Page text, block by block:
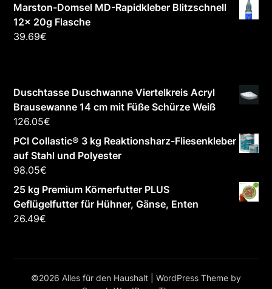
Marston-Domsel MD-Rapidkleber Blitzschnell
12x 20g Flasche
39.69€
Duschtasse Duschwanne Viertelkreis Acryl
Brausewanne 14 cm mit Füße Schürze Weiß
126.05€
PCI Collastic® 3 kg Reaktionsharz-Fliesenkleber
auf Stahl und Polyester
98.05€
25 kg Premium Körnerfutter PLUS
Geflügelfutter für Hühner, Gänse, Enten
26.49€
©2026 Alles für den Haushalt
| WordPress Theme by